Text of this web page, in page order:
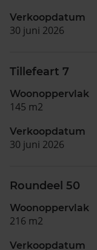
Verkoopdatum
30 juni 2026
Tillefeart 7
Woonoppervlak
145 m2
Verkoopdatum
30 juni 2026
Roundeel 50
Woonoppervlak
216 m2
Verkoopdatum